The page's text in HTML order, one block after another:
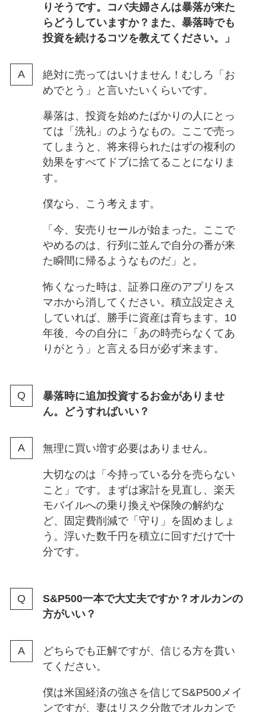
りそうです。コバ夫婦さんは暴落が来た
らどうしていますか？また、暴落時でも
投資を続けるコツを教えてください。」
絶対に売ってはいけません！むしろ「お
めでとう」と言いたいくらいです。
暴落は、投資を始めたばかりの人にとっ
ては「洗礼」のようなもの。ここで売っ
てしまうと、将来得られたはずの複利の
効果をすべてドブに捨てることになりま
す。
僕なら、こう考えます。
「今、安売りセールが始まった。ここで
やめるのは、行列に並んで自分の番が来
た瞬間に帰るようなものだ」と。
怖くなった時は、証券口座のアプリをス
マホから消してください。積立設定さえ
していれば、勝手に資産は育ちます。10
年後、今の自分に「あの時売らなくてあ
りがとう」と言える日が必ず来ます。
暴落時に追加投資するお金がありませ
ん。どうすればいい？
無理に買い増す必要はありません。
大切なのは「今持っている分を売らない
こと」です。まずは家計を見直し、楽天
モバイルへの乗り換えや保険の解約な
ど、固定費削減で「守り」を固めましょ
う。浮いた数千円を積立に回すだけで十
分です。
S&P500一本で大丈夫ですか？オルカンの
方がいい？
どちらでも正解ですが、信じる方を貫い
てください。
僕は米国経済の強さを信じてS&P500メイ
ンですが、妻はリスク分散でオルカンで